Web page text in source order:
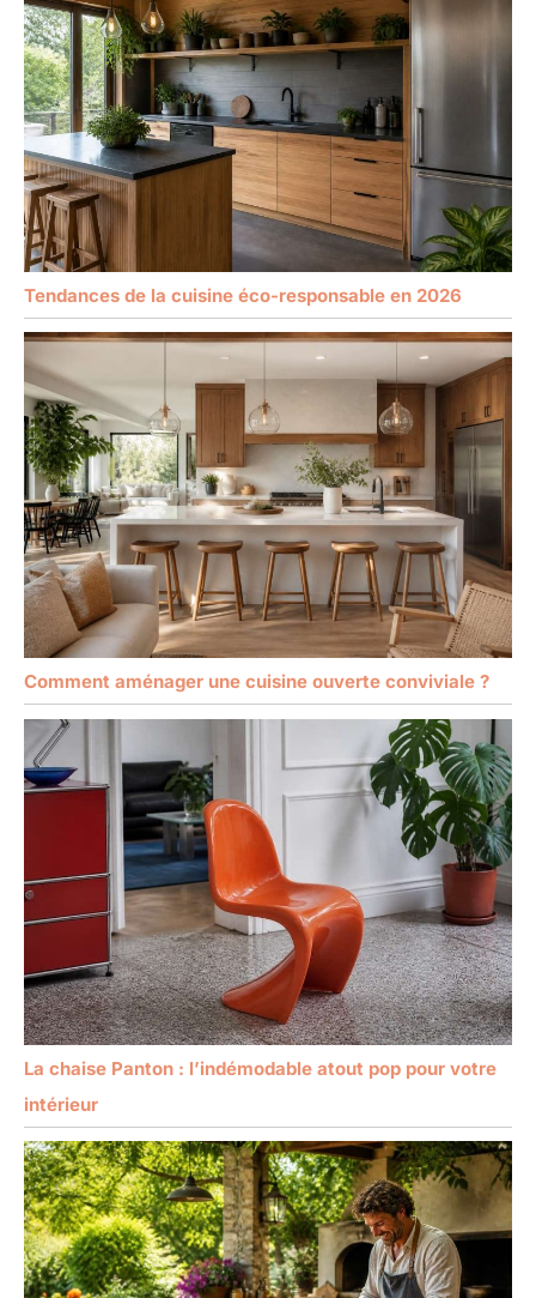
Tendances de la cuisine éco-responsable en 2026
Comment aménager une cuisine ouverte conviviale ?
La chaise Panton : l’indémodable atout pop pour votre
intérieur